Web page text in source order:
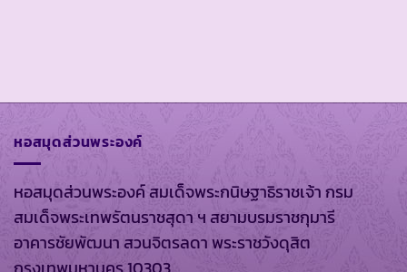
หอสมุดส่วนพระองค์
หอสมุดส่วนพระองค์ สมเด็จพระกนิษฐาธิราชเจ้า กรม
สมเด็จพระเทพรัตนราชสุดา ฯ สยามบรมราชกุมารี
อาคารชัยพัฒนา สวนจิตรลดา พระราชวังดุสิต